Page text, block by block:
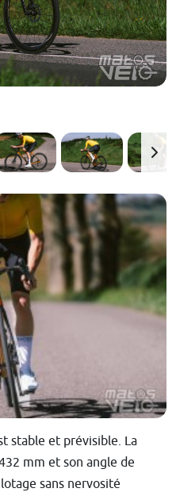
stable et prévisible. La
mm et son angle de
sans nervosité